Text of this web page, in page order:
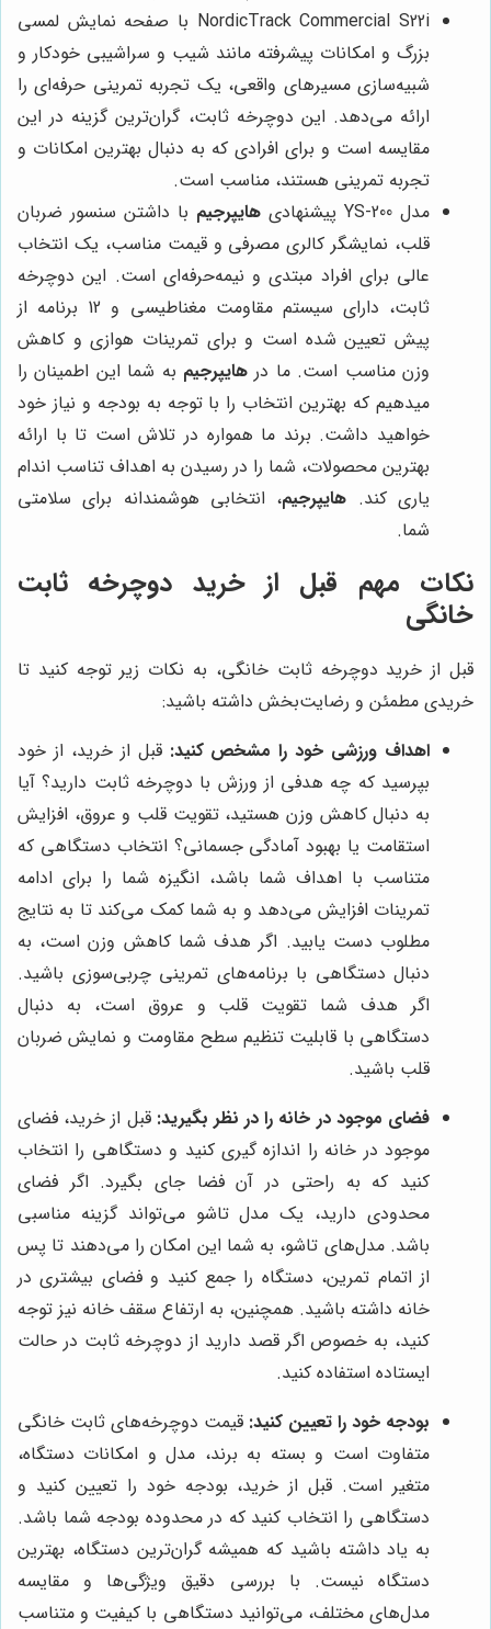
NordicTrack Commercial S22i با صفحه نمایش لمسی
بزرگ و امکانات پیشرفته مانند شیب و سراشیبی خودکار و
شبیه‌سازی مسیرهای واقعی، یک تجربه تمرینی حرفه‌ای را
ارائه می‌دهد. این دوچرخه ثابت، گران‌ترین گزینه در این
مقایسه است و برای افرادی که به دنبال بهترین امکانات و
تجربه تمرینی هستند، مناسب است.
مدل YS-200 پیشنهادی
هایپرجیم با داشتن سنسور ضربان
قلب، نمایشگر کالری مصرفی و قیمت مناسب، یک انتخاب
عالی برای افراد مبتدی و نیمه‌حرفه‌ای است. این دوچرخه
ثابت، دارای سیستم مقاومت مغناطیسی و 12 برنامه از
پیش تعیین شده است و برای تمرینات هوازی و کاهش
وزن مناسب است. ما در هایپرجیم به شما این اطمینان را
میدهیم که بهترین انتخاب را با توجه به بودجه و نیاز خود
خواهید داشت. برند ما همواره در تلاش است تا با ارائه
بهترین محصولات، شما را در رسیدن به اهداف تناسب اندام
یاری کند. هایپرجیم، انتخابی هوشمندانه برای سلامتی
شما.
نکات مهم قبل از خرید دوچرخه ثابت
خانگی
قبل از خرید دوچرخه ثابت خانگی، به نکات زیر توجه کنید تا
خریدی مطمئن و رضایت‌بخش داشته باشید:
اهداف ورزشی خود را مشخص کنید: قبل از خرید، از خود
بپرسید که چه هدفی از ورزش با دوچرخه ثابت دارید؟ آیا
به دنبال کاهش وزن هستید، تقویت قلب و عروق، افزایش
استقامت یا بهبود آمادگی جسمانی؟ انتخاب دستگاهی که
متناسب با اهداف شما باشد، انگیزه شما را برای ادامه
تمرینات افزایش می‌دهد و به شما کمک می‌کند تا به نتایج
مطلوب دست یابید. اگر هدف شما کاهش وزن است، به
دنبال دستگاهی با برنامه‌های تمرینی چربی‌سوزی باشید.
اگر هدف شما تقویت قلب و عروق است، به دنبال
دستگاهی با قابلیت تنظیم سطح مقاومت و نمایش ضربان
قلب باشید.
فضای موجود در خانه را در نظر بگیرید: قبل از خرید، فضای
موجود در خانه را اندازه گیری کنید و دستگاهی را انتخاب
کنید که به راحتی در آن فضا جای بگیرد. اگر فضای
محدودی دارید، یک مدل تاشو می‌تواند گزینه مناسبی
باشد. مدل‌های تاشو، به شما این امکان را می‌دهند تا پس
از اتمام تمرین، دستگاه را جمع کنید و فضای بیشتری در
خانه داشته باشید. همچنین، به ارتفاع سقف خانه نیز توجه
کنید، به خصوص اگر قصد دارید از دوچرخه ثابت در حالت
ایستاده استفاده کنید.
بودجه خود را تعیین کنید: قیمت دوچرخه‌های ثابت خانگی
متفاوت است و بسته به برند، مدل و امکانات دستگاه،
متغیر است. قبل از خرید، بودجه خود را تعیین کنید و
دستگاهی را انتخاب کنید که در محدوده بودجه شما باشد.
به یاد داشته باشید که همیشه گران‌ترین دستگاه، بهترین
دستگاه نیست. با بررسی دقیق ویژگی‌ها و مقایسه
مدل‌های مختلف، می‌توانید دستگاهی با کیفیت و متناسب